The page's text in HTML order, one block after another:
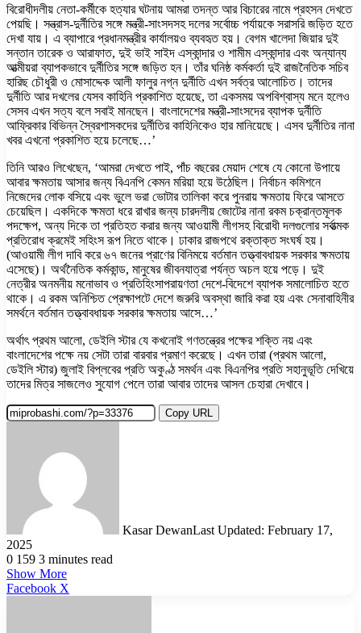
বিরোধীদলীয় নেতা-কর্মীকে হত্যার ঘটনায় আমরা তদন্ত আর বিচারের নামে প্রহসন দেখতে
পেয়ছি। সন্ত্রাস-দুর্নীতির সঙ্গে মন্ত্রী-সাংসদসহ দলের সর্বোচ্চ পর্যায়কে সরাসরি জড়িত হতে
দেখা যায়। এ ব্যাপারে প্রধানমন্ত্রীর কার্যালয়ও ব্যবহৃত হয়। বেগম খালেদা জিয়ার দুই
সন্তান তারেক ও আরাফাত, দুই ভাই সাইদ এস্কান্দার ও শামীম এস্কান্দার এবং অন্যান্য
আত্মীয়রা ব্যাপকভাবে দুর্নীতির সঙ্গে জড়িত হন। তাঁর ঘনিষ্ঠ কর্মকর্তা দুই রাজনৈতিক সচিব
হারিছ চৌধুরী ও মোসাদ্দেক আলী ফালুর নগ্ন দুর্নীতি এখন সর্বত্র আলোচিত। তাদের
দুর্নীতি আর দখলের যেসব কাহিনি প্রকাশিত হয়েছে, তা একসময় অপবিশ্বাস্য মনে হলেও
সেসব এখন সত্য বলে সবাই মানছেন। বাংলাদেশের মন্ত্রী-সাংসদের ব্যাপক দুর্নীতি
আফ্রিকার বিভিন্ন স্বৈরশাসকদের দুর্নীতির কাহিনিকেও হার মানিয়েছে। এসব দুর্নীতির নানা
খবর এখনো প্রকাশিত হয়ে চলেছে…’
তিনি আরও লিখেছেন, ‘আমরা দেখতে পাই, পাঁচ বছরের মেয়াদ শেষে যে কোনো উপায়ে
আবার ক্ষমতায় আসার জন্য বিএনপি কেমন মরিয়া হয়ে উঠেছিল। নির্বাচন কমিশনে
নিজেদের লোক বসিয়ে এবং ভুলে ভরা ভোটার তালিকা করে পুনরায় ক্ষমতায় ফিরে আসতে
চেয়েছিল। একদিকে ক্ষমতা ধরে রাখার জন্য চারদলীয় জোটের নানা রকম চক্রান্তমূলক
পদক্ষেপ, অন্য দিকে তা প্রতিহত করার জন্য আওয়ামী লীগসহ বিরোধী দলগুলোর সর্বাত্মক
প্রতিরোধ ক্রমেই সহিংস রূপ নিতে থাকে। ঢাকার রাজপথে রক্তাক্ত সংঘর্ষ হয়।
(আওয়ামী লীগ দাবি করে ৬৭ জনের প্রাণের বিনিময়ে বর্তমান তত্ত্বাবধায়ক সরকার ক্ষমতায়
এসেছে)। অর্থনৈতিক কর্মকান্ড, মানুষের জীবনযাত্রা পর্যন্ত অচল হয়ে পড়ে। দুই
নেত্রীর অনমনীয় মনোভাব ও প্রতিহিংসাপরায়ণতা দেশে-বিদেশে ব্যাপক সমালোচিত হতে
থাকে। এ রকম অনিশ্চিত প্রেক্ষাপটে দেশে জরুরি অবস্থা জারি করা হয় এবং সেনাবাহিনীর
সমর্থনে বর্তমান তত্ত্বাবধায়ক সরকার ক্ষমতায় আসে…’
অর্থাৎ প্রথম আলো, ডেইলি স্টার যে কখনোই গণতন্ত্রের পক্ষের শক্তি নয় এবং
বাংলাদেশের পক্ষে নয় সেটা তারা বারবার প্রমাণ করেছে। এখন তারা (প্রথম আলো,
ডেইলি স্টার) জুলাই বিপ্লবের প্রতি অকুণ্ঠ সমর্থন এবং বিএনপির প্রতি সহানুভূতি দেখিয়ে
তাদের মিত্র সাজলেও সুযোগ পেলে তারা আবার তাদের আসল চেহারা দেখাবে।
Copy URL
Kasar DewanLast Updated: February 17,
2025
0 159 3 minutes read
Show More
Facebook X